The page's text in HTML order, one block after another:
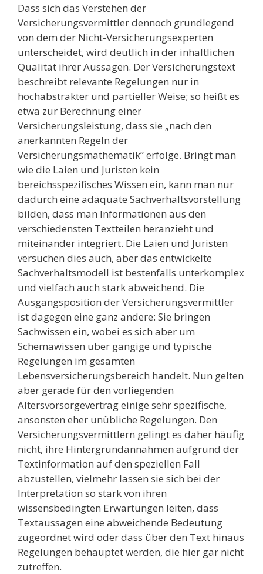
Dass sich das Verstehen der
Versicherungsvermittler dennoch grundlegend
von dem der Nicht-Versicherungsexperten
unterscheidet, wird deutlich in der inhaltlichen
Qualität ihrer Aussagen. Der Versicherungstext
beschreibt relevante Regelungen nur in
hochabstrakter und partieller Weise; so heißt es
etwa zur Berechnung einer
Versicherungsleistung, dass sie „nach den
anerkannten Regeln der
Versicherungsmathematik” erfolge. Bringt man
wie die Laien und Juristen kein
bereichsspezifisches Wissen ein, kann man nur
dadurch eine adäquate Sachverhaltsvorstellung
bilden, dass man Informationen aus den
verschiedensten Textteilen heranzieht und
miteinander integriert. Die Laien und Juristen
versuchen dies auch, aber das entwickelte
Sachverhaltsmodell ist bestenfalls unterkomplex
und vielfach auch stark abweichend. Die
Ausgangsposition der Versicherungsvermittler
ist dagegen eine ganz andere: Sie bringen
Sachwissen ein, wobei es sich aber um
Schemawissen über gängige und typische
Regelungen im gesamten
Lebensversicherungsbereich handelt. Nun gelten
aber gerade für den vorliegenden
Altersvorsorgevertrag einige sehr spezifische,
ansonsten eher unübliche Regelungen. Den
Versicherungsvermittlern gelingt es daher häufig
nicht, ihre Hintergrundannahmen aufgrund der
Textinformation auf den speziellen Fall
abzustellen, vielmehr lassen sie sich bei der
Interpretation so stark von ihren
wissensbedingten Erwartungen leiten, dass
Textaussagen eine abweichende Bedeutung
zugeordnet wird oder dass über den Text hinaus
Regelungen behauptet werden, die hier gar nicht
zutreffen.